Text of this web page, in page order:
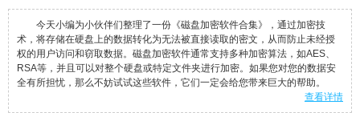
今天小编为小伙伴们整理了一份《磁盘加密软件合集》，通过加密技
术，将存储在硬盘上的数据转化为无法被直接读取的密文，从而防止未经授
权的用户访问和窃取数据。磁盘加密软件通常支持多种加密算法，如AES、
RSA等，并且可以对整个硬盘或特定文件夹进行加密。如果您对您的数据安
全有所担忧，那么不妨试试这些软件，它们一定会给您带来巨大的帮助。
查看详情